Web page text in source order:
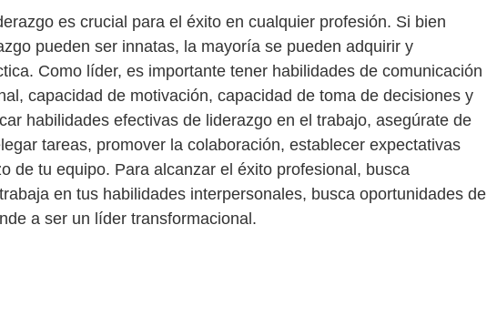
es crucial para el éxito en cualquier profesión. Si bien
pueden ser innatas, la mayoría se pueden adquirir y
Como líder, es importante tener habilidades de comunicación
capacidad de motivación, capacidad de toma de decisiones y
habilidades efectivas de liderazgo en el trabajo, asegúrate de
tareas, promover la colaboración, establecer expectativas
de tu equipo. Para alcanzar el éxito profesional, busca
en tus habilidades interpersonales, busca oportunidades de
a ser un líder transformacional.